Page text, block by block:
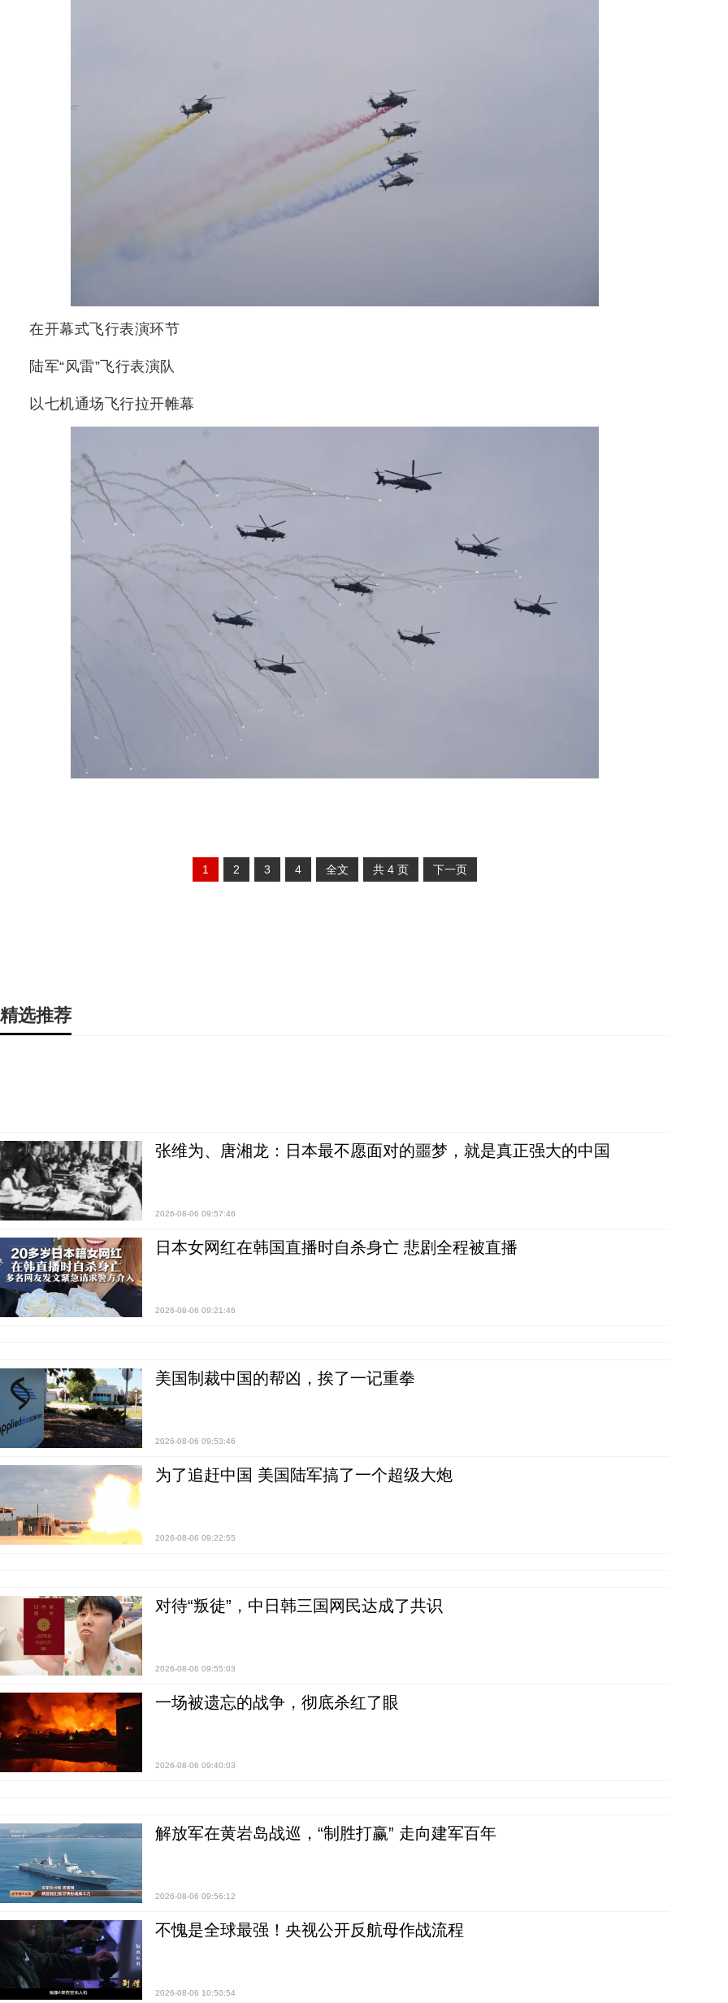
在开幕式飞行表演环节
陆军“风雷”飞行表演队
以七机通场飞行拉开帷幕
1 2 3 4 全文 共 4 页 下一页
精选推荐
张维为、唐湘龙：日本最不愿面对的噩梦，就是真正强大的中国
2026-08-06 09:57:46
日本女网红在韩国直播时自杀身亡 悲剧全程被直播
2026-08-06 09:21:46
美国制裁中国的帮凶，挨了一记重拳
2026-08-06 09:53:46
为了追赶中国 美国陆军搞了一个超级大炮
2026-08-06 09:22:55
对待“叛徒”，中日韩三国网民达成了共识
2026-08-06 09:55:03
一场被遗忘的战争，彻底杀红了眼
2026-08-06 09:40:03
解放军在黄岩岛战巡，“制胜打赢” 走向建军百年
2026-08-06 09:56:12
不愧是全球最强！央视公开反航母作战流程
2026-08-06 10:50:54